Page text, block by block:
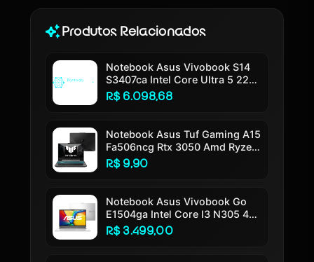
Produtos Relacionados
Notebook Asus Vivobook S14
S3407ca Intel Core Ultra 5 225h
16gb Ram 512gb Ssd Windows
11 Tela 14 Led Fhd Silver -
R$ 6.098,68
Notebook Asus Tuf Gaming A15
Fa506ncg Rtx 3050 Amd Ryzen
7 7445hs 16gb Ram 512gb Ssd
Windows 11 Tela 15,6 144hz
Preto Grafite
R$ 9,90
Notebook Asus Vivobook Go
E1504ga Intel Core I3 N305 4gb
Ram 256gb Ssd Linux Keepos
Tela 15,6 Fhd Silver - Nj447
R$ 3.499,00